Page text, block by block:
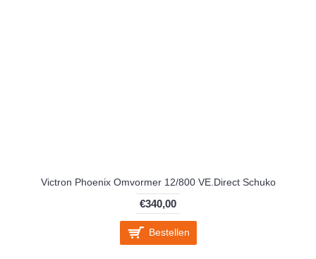
Victron Phoenix Omvormer 12/800 VE.Direct Schuko
€340,00
Bestellen